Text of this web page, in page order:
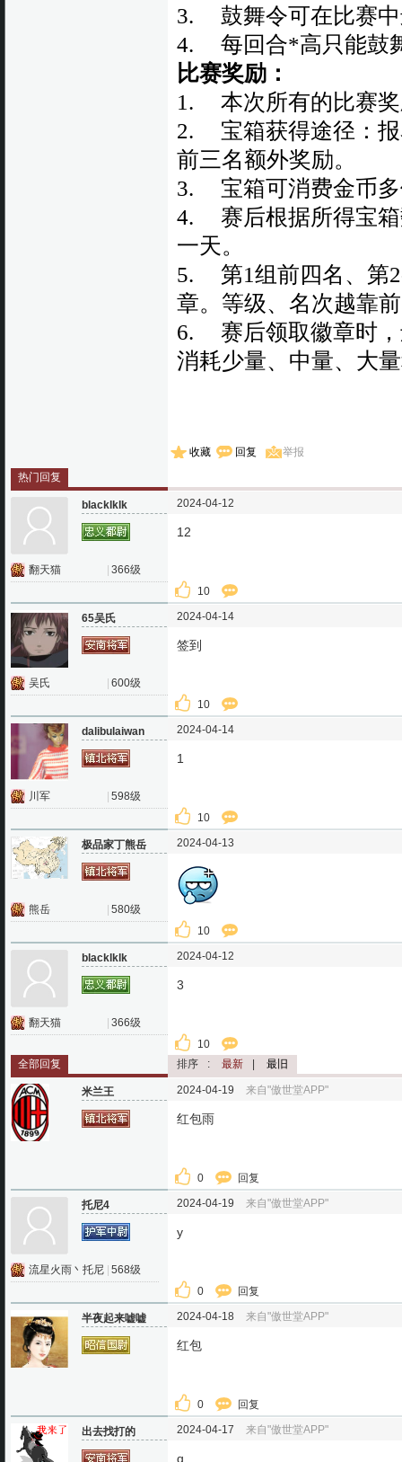
3. 鼓舞令可在比赛中
4. 每回合*高只能鼓
比赛奖励：
1. 本次所有的比赛奖
2. 宝箱获得途径：报
前三名额外奖励。
3. 宝箱可消费金币多
4. 赛后根据所得宝箱
一天。
5. 第1组前四名、第
章。等级、名次越靠
6. 赛后领取徽章时
消耗少量、中量、大
收藏 回复
举报
热门回复
blacklklk
翻天猫 366级
2024-04-12
12
10
65吴氏
吴氏 600级
2024-04-14
签到
10
dalibulaiwan
川军 598级
2024-04-14
1
10
极品家丁熊岳
熊岳 580级
2024-04-13
10
blacklklk
翻天猫 366级
2024-04-12
3
10
全部回复
排序 : 最新 最旧
米兰王 2024-04-19 来自"傲世堂APP"
红包雨
0 回复
托尼4
流星火雨丶托尼 568级
2024-04-19 来自"傲世堂APP"
y
0 回复
半夜起来嘘嘘 2024-04-18 来自"傲世堂APP"
红包
0 回复
出去找打的 2024-04-17 来自"傲世堂APP"
q